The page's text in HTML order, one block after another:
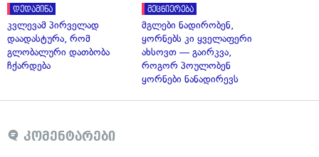
დედამიწა
კვლევამ პირველად
დაადასტურა, რომ
გლობალური დათბობა
ჩქარდება
მეცნიერება
მგლები ნადირობენ,
ყორნებს კი ყველაფერი
ახსოვთ — გაირკვა,
როგორ პოულობენ
ყორნები ნანადირევს
კომენტარები